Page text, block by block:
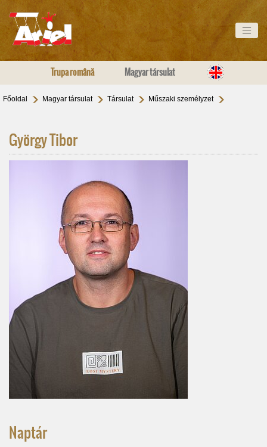
Trupa română Magyar társulat
Főoldal Magyar társulat Társulat Műszaki személyzet
Naptár
György Tibor